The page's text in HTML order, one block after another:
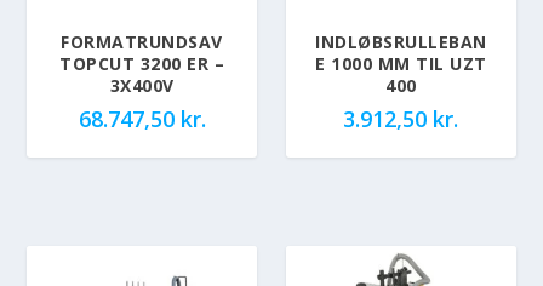
FORMATRUNDSAV
TOPCUT 3200 ER –
3X400V
68.747,50 kr.
INDLØBSRULLEBAN
E 1000 MM TIL UZT
400
3.912,50 kr.